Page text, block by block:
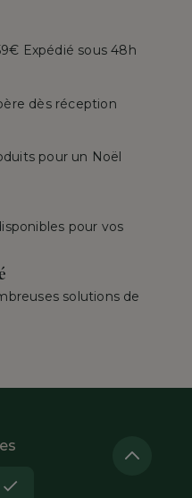
Expédié sous 48h
dès réception
pour un Noël
pour vos
solutions de
